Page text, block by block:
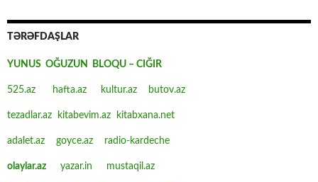
TƏRƏFDAŞLAR
YUNUS OĞUZUN BLOQU – CIĞIR
525.az hafta.az kultur.az butov.az
tezadlar.az kitabevim.az kitabxana.net
adalet.az goyce.az radio-kardeche
olaylar.az yazar.in mustaqil.az